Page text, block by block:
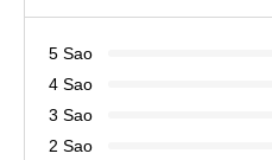
5 Sao
4 Sao
3 Sao
2 Sao